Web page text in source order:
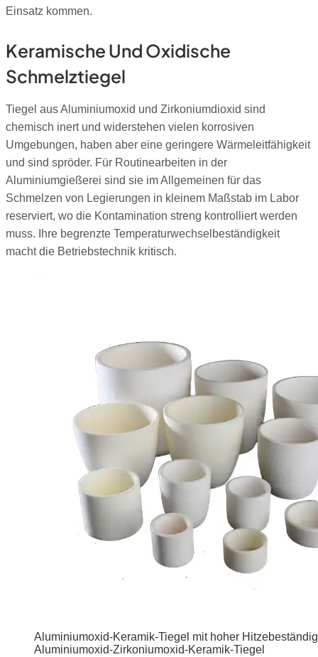
Einsatz kommen.
Keramische Und Oxidische
Schmelztiegel
Tiegel aus Aluminiumoxid und Zirkoniumdioxid sind
chemisch inert und widerstehen vielen korrosiven
Umgebungen, haben aber eine geringere Wärmeleitfähigkeit
und sind spröder. Für Routinearbeiten in der
Aluminiumgießerei sind sie im Allgemeinen für das
Schmelzen von Legierungen in kleinem Maßstab im Labor
reserviert, wo die Kontamination streng kontrolliert werden
muss. Ihre begrenzte Temperaturwechselbeständigkeit
macht die Betriebstechnik kritisch.
Aluminiumoxid-Keramik-Tiegel mit hoher
Aluminiumoxid-Zirkoniumoxid-Keramik-Tiegel